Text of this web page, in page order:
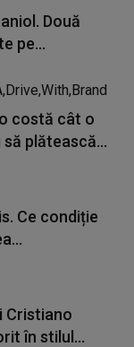
Două
pe...
costă cât o
plătească...
Ce condiție
Cristiano
în stilul...